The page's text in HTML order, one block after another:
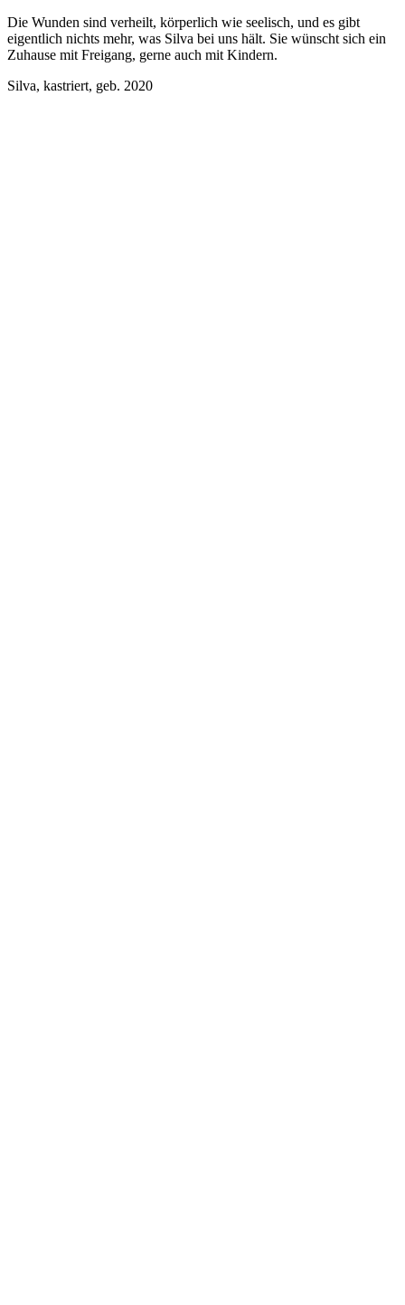
Die Wunden sind verheilt, körperlich wie seelisch, und es gibt
eigentlich nichts mehr, was Silva bei uns hält. Sie wünscht sich ein
Zuhause mit Freigang, gerne auch mit Kindern.
Silva, kastriert, geb. 2020